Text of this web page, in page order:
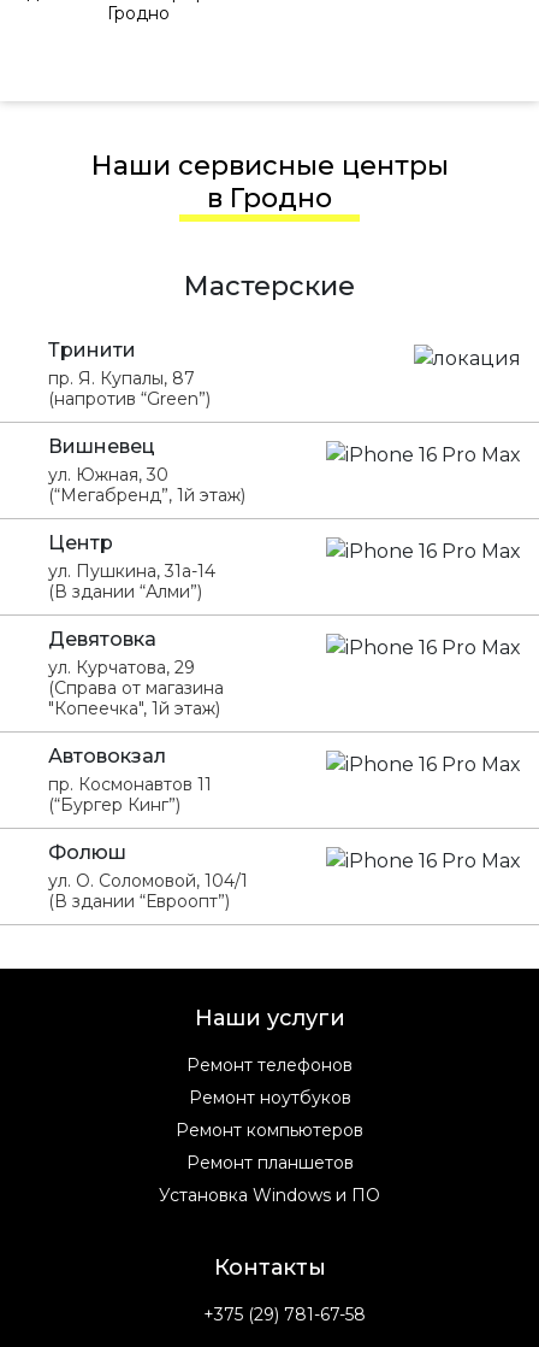
Гродно
Наши сервисные центры
в Гродно
Мастерские
Тринити
пр. Я. Купалы, 87
(напротив “Green”)
Вишневец
ул. Южная, 30
(“Мегабренд”, 1й этаж)
Центр
ул. Пушкина, 31а-14
(В здании “Алми”)
Девятовка
ул. Курчатова, 29
(Справа от магазина
"Копеечка", 1й этаж)
Автовокзал
пр. Космонавтов 11
(“Бургер Кинг”)
Фолюш
ул. О. Соломовой, 104/1
(В здании “Евроопт”)
Наши услуги
Ремонт телефонов
Ремонт ноутбуков
Ремонт компьютеров
Ремонт планшетов
Установка Windows и ПО
Контакты
+375 (29) 781-67-58